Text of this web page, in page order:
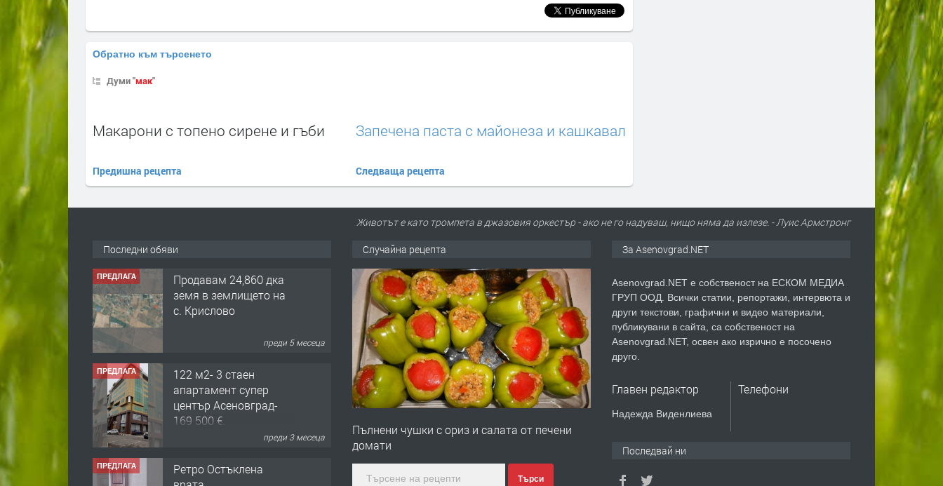
Обратно към търсенето
Думи "мак"
Макарони с топено сирене и гъби
Предишна рецепта
Запечена паста с майонеза и кашкавал
Следваща рецепта
Животът е като тромпета в джазовия оркестър - ако не го надуваш, нищо няма да излезе. - Луис Армстронг
Последни обяви
ПРЕДЛАГА
Продавам 24,860 дка
земя в землището на
с. Крислово
преди 5 месеца
ПРЕДЛАГА
122 м2- 3 стаен
апартамент супер
център Асеновград-
169 500 €.
преди 3 месеца
ПРЕДЛАГА
Ретро Остъклена
Случайна рецепта
Пълнени чушки с ориз и салата от печени
домати
Търси
За Asenovgrad.NET
Asenovgrad.NET е собственост на ЕСКОМ МЕДИА
ГРУП ООД. Всички статии, репортажи, интервюта и
други текстови, графични и видео материали,
публикувани в сайта, са собственост на
Asenovgrad.NET, освен ако изрично е посочено
друго.
Главен редактор
Надежда Виденлиева
Телефони
Последвай ни